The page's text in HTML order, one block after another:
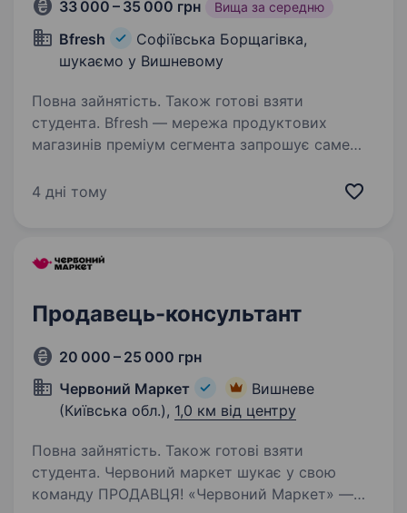
33 000 – 35 000 грн Вища за середню
Bfresh
Софіївська Борщагівка,
шукаємо у Вишневому
Повна зайнятість. Також готові взяти
студента. Bfresh — мережа продуктових
магазинів преміум сегмента запрошує саме
вітрини згідно зі стандартами; Ввічливе
4 дні тому
Продавець-консультант
20 000 – 25 000 грн
Червоний Маркет
Вишневе
(Київська обл.), 1,0 км від центру
Повна зайнятість. Також готові взяти
студента. Червоний маркет шукає у свою
команду ПРОДАВЦЯ! «Червоний Маркет» —